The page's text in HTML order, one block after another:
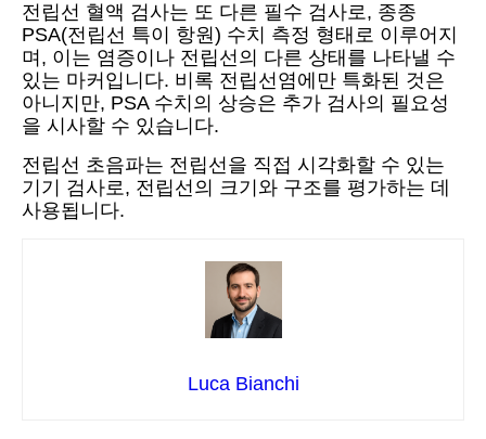
전립선 혈액 검사는 또 다른 필수 검사로, 종종
PSA(전립선 특이 항원) 수치 측정 형태로 이루어지
며, 이는 염증이나 전립선의 다른 상태를 나타낼 수
있는 마커입니다. 비록 전립선염에만 특화된 것은
아니지만, PSA 수치의 상승은 추가 검사의 필요성
을 시사할 수 있습니다.
전립선 초음파는 전립선을 직접 시각화할 수 있는
기기 검사로, 전립선의 크기와 구조를 평가하는 데
사용됩니다.
Luca Bianchi